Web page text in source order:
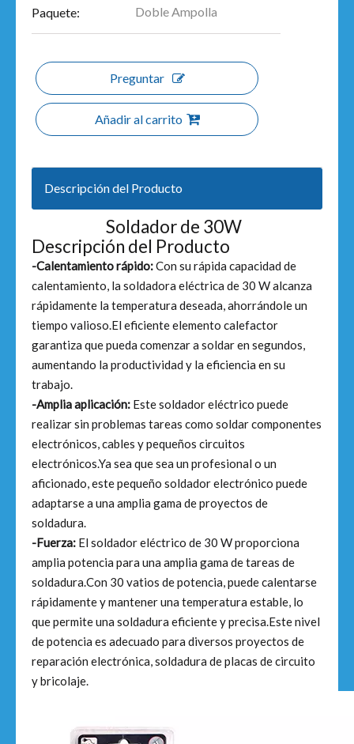
Paquete: Doble Ampolla
Preguntar
Añadir al carrito
Descripción del Producto
Soldador de 30W
Descripción del Producto
-Calentamiento rápido:Con su rápida capacidad de
calentamiento, la soldadora eléctrica de 30 W alcanza
rápidamente la temperatura deseada, ahorrándole un
tiempo valioso.El eficiente elemento calefactor
garantiza que pueda comenzar a soldar en segundos,
aumentando la productividad y la eficiencia en su
trabajo.
-Amplia aplicación: Este soldador eléctrico puede
realizar sin problemas tareas como soldar componentes
electrónicos, cables y pequeños circuitos
electrónicos.Ya sea que sea un profesional o un
aficionado, este pequeño soldador electrónico puede
adaptarse a una amplia gama de proyectos de
soldadura.
-Fuerza: El soldador eléctrico de 30 W proporciona
amplia potencia para una amplia gama de tareas de
soldadura.Con 30 vatios de potencia, puede calentarse
rápidamente y mantener una temperatura estable, lo
que permite una soldadura eficiente y precisa.Este nivel
de potencia es adecuado para diversos proyectos de
reparación electrónica, soldadura de placas de circuito
y bricolaje.